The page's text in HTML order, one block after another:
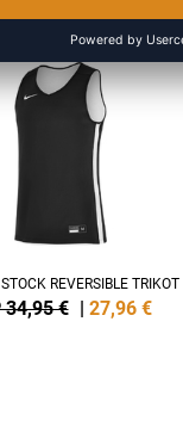
REVERSIBLE TRIKOT
34,95 € | 27,96 €